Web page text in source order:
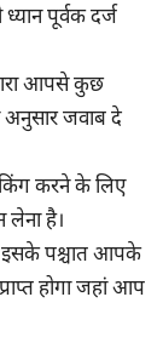
पूर्वक दर्ज
आपसे कुछ
जवाब दे
करने के लिए
है।
इसके पश्चात आपके
होगा जहां आप